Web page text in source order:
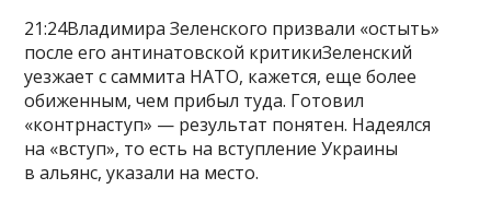
21:24Владимира Зеленского призвали «остыть»
после его антинатовской критикиЗеленский
уезжает с саммита НАТО, кажется, еще более
обиженным, чем прибыл туда. Готовил
«контрнаступ» — результат понятен. Надеялся
на «вступ», то есть на вступление Украины
в альянс, указали на место.